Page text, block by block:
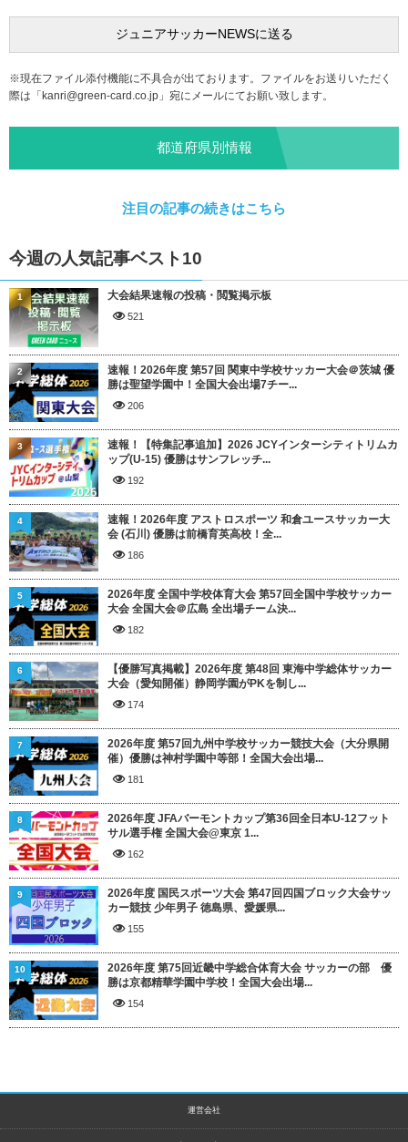
※現在ファイル添付機能に不具合が出ております。ファイルをお送りいただく
際は「 kanri@green-card.co.jp 」宛にメールにてお願い致します。
都道府県別情報
注目の記事の続きはこちら
今週の人気記事ベスト10
大会結果速報の投稿・閲覧掲示板
521
1
速報！2026年度 第57回 関東中学校サッカー大会＠茨城 優
勝は聖望学園中！全国大会出場7チー...
206
2
速報！【特集記事追加】2026 JCYインターシティトリムカ
ップ(U-15) 優勝はサンフレッチ...
192
3
速報！2026年度 アストロスポーツ 和倉ユースサッカー大
会 (石川) 優勝は前橋育英高校！全...
186
4
2026年度 全国中学校体育大会 第57回全国中学校サッカー
大会 全国大会＠広島 全出場チーム決...
182
5
【優勝写真掲載】2026年度 第48回 東海中学総体サッカー
大会（愛知開催）静岡学園がPKを制し...
174
6
2026年度 第57回九州中学校サッカー競技大会（大分県開
催）優勝は神村学園中等部！全国大会出場...
181
7
2026年度 JFAバーモントカップ第36回全日本U-12フット
サル選手権 全国大会@東京 1...
162
8
2026年度 国民スポーツ大会 第47回四国ブロック大会サッ
カー競技 少年男子 徳島県、愛媛県...
155
9
2026年度 第75回近畿中学総合体育大会 サッカーの部 優
勝は京都精華学園中学校！全国大会出場...
154
10
運営会社